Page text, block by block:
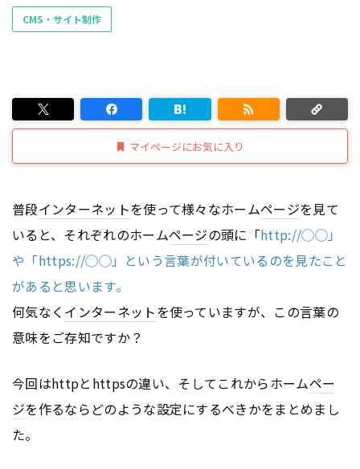
CMS・サイト制作
マイページにお気に入り
普段インターネットを使って様々なホームページを見て
いると、それぞれのホームページの頭に「http://◯◯」
や「https://◯◯」という言葉が付いているのを見たこと
があると思います。
何気なく インターネットを使っていますが、この言葉の
意味をご存知ですか？
今回はhttpとhttpsの違い、そしてこれからホームペー
ジを作るならどのような設定にするべきかをまとめまし
た。